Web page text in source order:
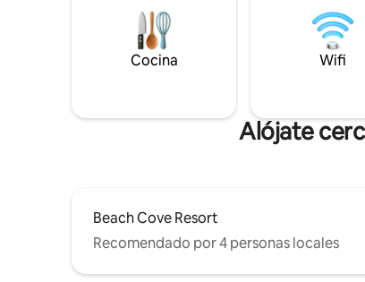
Cocina Wifi
Alójate
Beach Cove Resort
Recomendado por 4 personas locales